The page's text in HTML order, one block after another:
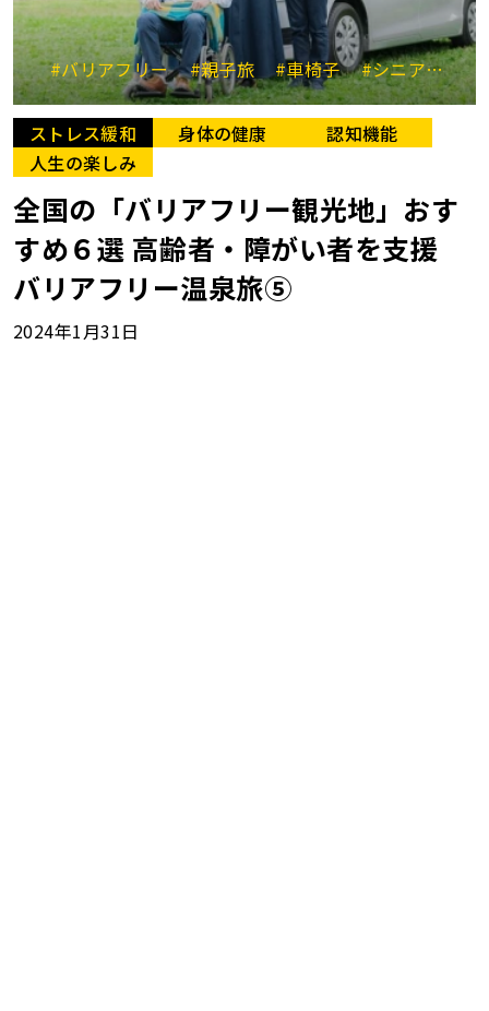
#バリアフリー #親子旅 #車椅子 #シニア連れ
ストレス緩和 身体の健康
認知機能
人生の楽しみ
全国の「バリアフリー観光地」おす
すめ６選 高齢者・障がい者を支援
バリアフリー温泉旅⑤
2024年1月31日